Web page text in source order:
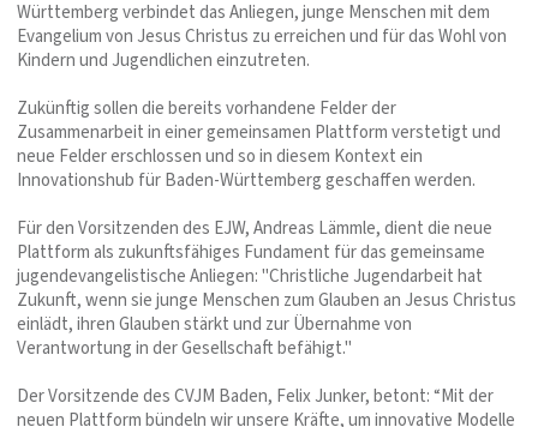
Württemberg verbindet das Anliegen, junge Menschen mit dem
Evangelium von Jesus Christus zu erreichen und für das Wohl von
Kindern und Jugendlichen einzutreten.
Zukünftig sollen die bereits vorhandene Felder der
Zusammenarbeit in einer gemeinsamen Plattform verstetigt und
neue Felder erschlossen und so in diesem Kontext ein
Innovationshub für Baden-Württemberg geschaffen werden.
Für den Vorsitzenden des EJW, Andreas Lämmle, dient die neue
Plattform als zukunftsfähiges Fundament für das gemeinsame
jugendevangelistische Anliegen: "Christliche Jugendarbeit hat
Zukunft, wenn sie junge Menschen zum Glauben an Jesus Christus
einlädt, ihren Glauben stärkt und zur Übernahme von
Verantwortung in der Gesellschaft befähigt."
Der Vorsitzende des CVJM Baden, Felix Junker, betont: “Mit der
neuen Plattform bündeln wir unsere Kräfte, um innovative Modelle